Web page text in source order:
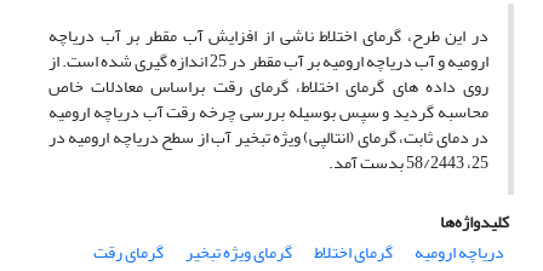
در این طرح، گرمای اختلاط ناشی از افزایش آب مقطر بر آب دریاچه
ارومیه و آب دریاچه ارومیه بر آب مقطر در 25 اندازه گیری شده است. از
روی داده های گرمای اختلاط، گرمای رقت براساس معادلات خاص
محاسبه گردید و سپس بوسیله بررسی چرخه رقت آب دریاچه ارومیه
در دمای ثابت، گرمای (انتالپی) ویژه تبخیر آب از سطح دریاچه ارومیه در
25، 58/2443 بدست آمد.
کلیدواژه‌ها
دریاچه ارومیه
گرمای اختلاط گرمای ویژه تبخیر گرمای رقت